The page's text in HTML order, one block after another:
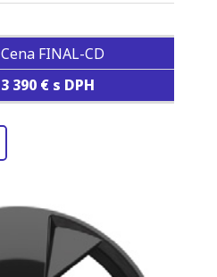
Cena FINAL-CD
3 390 € s DPH